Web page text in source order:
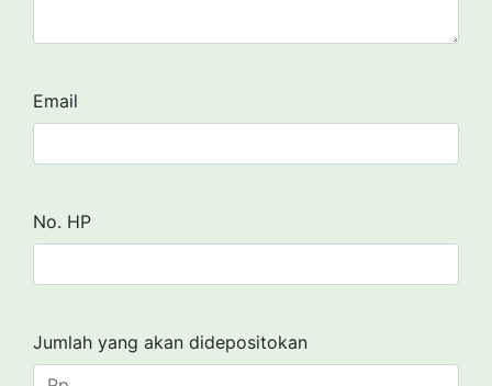
Email
No. HP
Jumlah yang akan didepositokan